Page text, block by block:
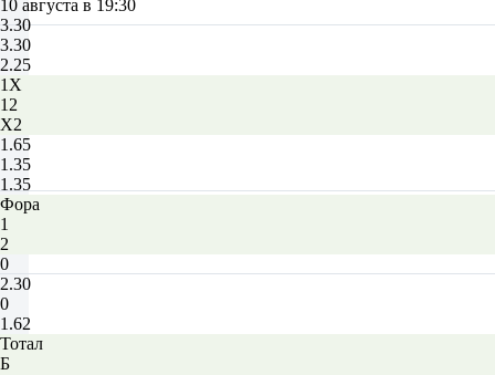
10 августа в 19:30
3.30
3.30
2.25
1X
12
X2
1.65
1.35
1.35
Фора
1
2
0
2.30
0
1.62
Тотал
Б